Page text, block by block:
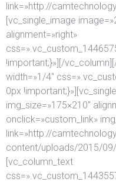
link=»http://
[vc_single_image
alignment=»right»
!important;}»][/
width=»1/4″
0px
img_size=»175×210″
onclick=»custom_link»
link=»http://
content/uploads/2015/09/
[vc_column_text